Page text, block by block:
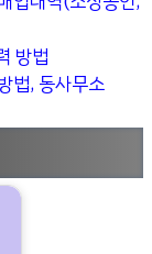
방법
법, 동사무소